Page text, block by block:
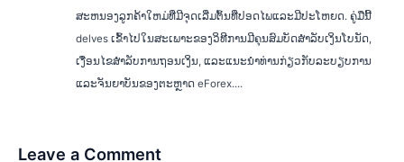
ສະຫນອງລູກຄ້າໃຫມ່ທີ່ມີຈຸດເລີ່ມຕົ້ນທີ່ປອດໄພແລະມີປະໂຫຍດ. ຄູ່ມືນີ້
delves ເຂົ້າໄປໃນສະເພາະຂອງວິທີການມີຄຸນສົມບັດສໍາລັບເງິນໂບນັດ,
ເງື່ອນໄຂສໍາລັບການຖອນເງິນ, ແລະແນະນໍາທ່ານກ່ຽວກັບລະບຽບການ
ແລະຈັນຍາບັນຂອງຕະຫຼາດ eForex....
Leave a Comment